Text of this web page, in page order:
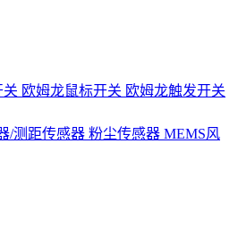
关 欧姆龙鼠标开关 欧姆龙触发开关
/测距传感器 粉尘传感器 MEMS风